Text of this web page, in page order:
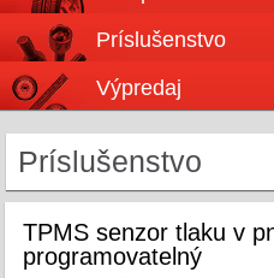
Príslušenstvo
Výpredaj
Príslušenstvo
TPMS senzor tlaku v
programovatelný